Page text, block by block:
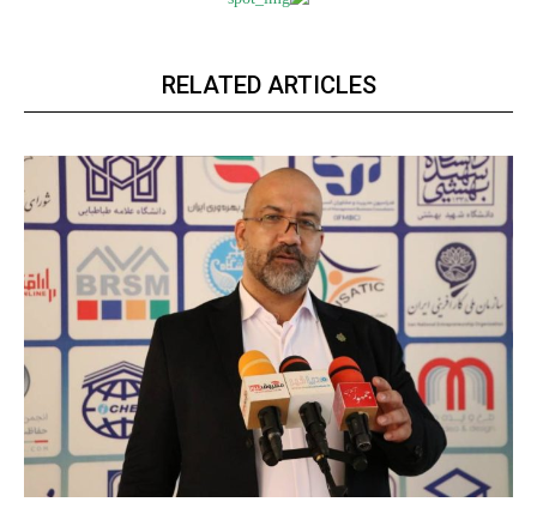
RELATED ARTICLES